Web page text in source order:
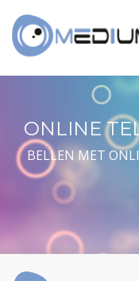
ONLINE
BELLEN MET